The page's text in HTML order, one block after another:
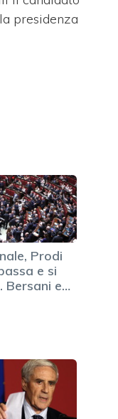
presidenza
Prodi
e si
Bersani e…